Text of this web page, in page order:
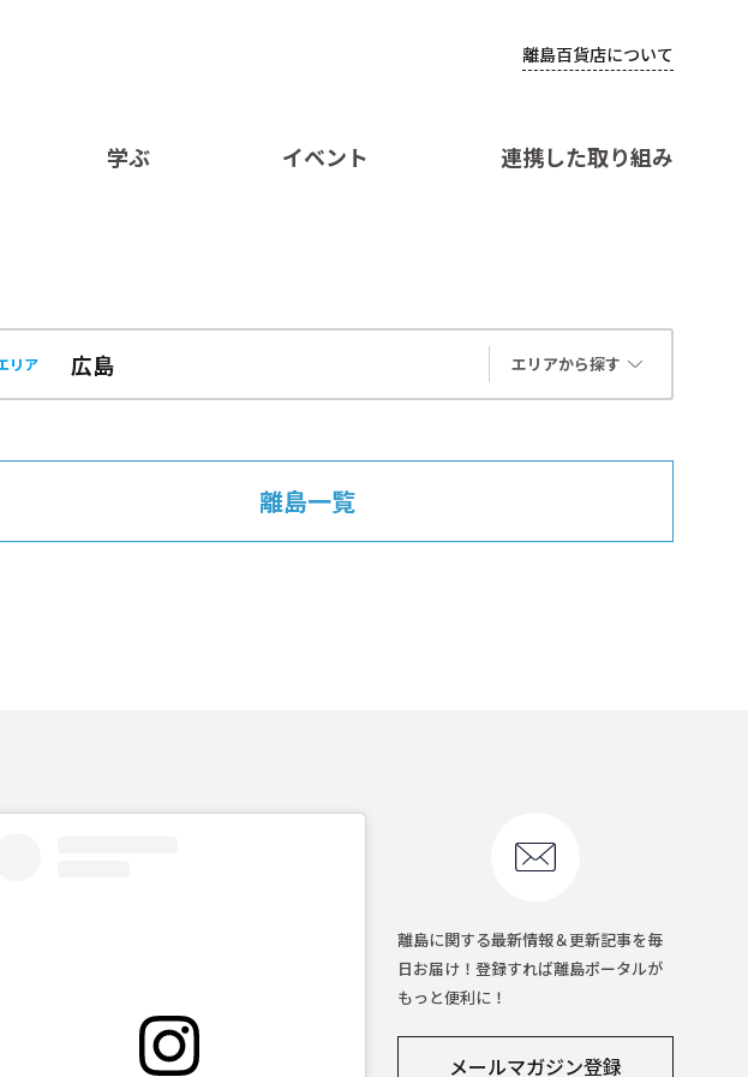
離島百貨店について
学ぶ イベント 連携した取り組み
リア エリアから探す
離島一覧
離島に関する最新情報＆更新記事を毎
日お届け！登録すれば離島ポータルが
もっと便利に！
メールマガジン登録